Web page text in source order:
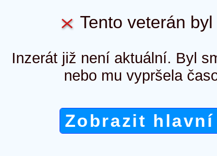
Tento veterán
Inzerát již není aktuální. Byl
nebo mu vypršela
Zobrazit